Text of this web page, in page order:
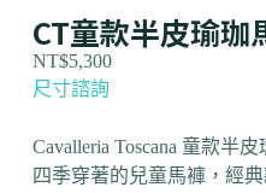
CT童款半皮瑜
NT$5,300
尺寸諮詢
Cavalleria Toscana 童款半
四季穿著的兒童馬褲，經